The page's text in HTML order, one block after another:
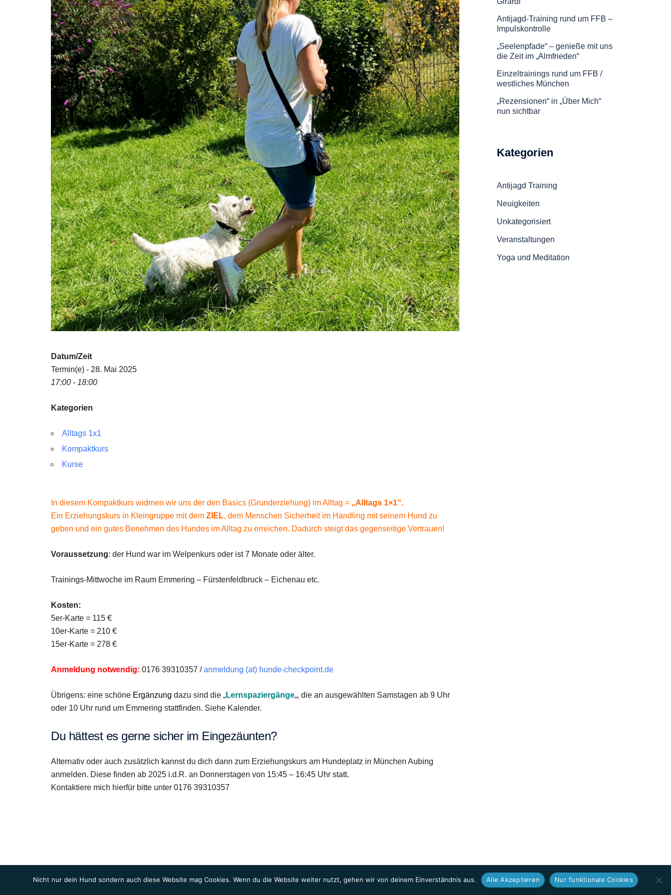
Datum/Zeit
Termin(e) - 28. Mai 2025
17:00 - 18:00
Kategorien
Alltags 1x1
Kompaktkurs
Kurse
In diesem Kompaktkurs widmen wir uns der den Basics (Grunderziehung) im Alltag = „Alltags 1×1“.
Ein Erziehungskurs in Kleingruppe mit dem ZIEL, dem Menschen Sicherheit im Handling mit seinem Hund zu
geben und ein gutes Benehmen des Hundes im Alltag zu erreichen. Dadurch steigt das gegenseitige Vertrauen!
Voraussetzung: der Hund war im Welpenkurs oder ist 7 Monate oder älter.
Trainings-Mittwoche im Raum Emmering – Fürstenfeldbruck – Eichenau etc.
Kosten:
5er-Karte = 115 €
10er-Karte = 210 €
15er-Karte = 278 €
Anmeldung notwendig: 0176 39310357 /anmeldung (at) hunde-checkpoint.de
Übrigens: eine schöne Ergänzung dazu sind die „Lernspaziergänge„, die an ausgewählten Samstagen ab 9 Uhr
oder 10 Uhr rund um Emmering stattfinden. Siehe Kalender.
Du hättest es gerne sicher im Eingezäunten?
Alternativ oder auch zusätzlich kannst du dich dann zum Erziehungskurs am Hundeplatz in München Aubing
anmelden. Diese finden ab 2025 i.d.R. an Donnerstagen von 15:45 – 16:45 Uhr statt.
Kontaktiere mich hierfür bitte unter 0176 39310357
Antijagd-Training rund um FFB –
Impulskontrolle
„Seelenpfade“ – genieße mit uns
die Zeit im „Almfrieden“
Einzeltrainings rund um FFB /
westliches München
„Rezensionen“ in „Über Mich“
nun sichtbar
Kategorien
Antijagd Training
Neuigkeiten
Unkategorisiert
Veranstaltungen
Yoga und Meditation
Nicht nur dein Hund sondern auch diese Website mag Cookies. Wenn du die Website weiter nutzt, gehen wir von deinem Einverständnis aus. Alle Akzeptieren Nur funktionale Cookies